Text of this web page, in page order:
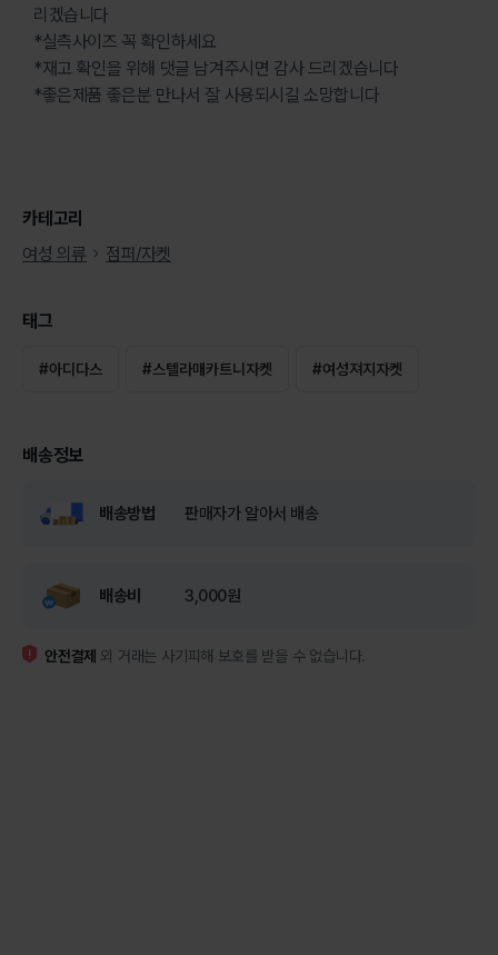
리겠습니다
*실측사이즈 꼭 확인하세요
*재고 확인을 위해 댓글 남겨주시면 감사 드리겠습니다
*좋은제품 좋은분 만나서 잘 사용되시길 소망합니다
카테고리
여성 의류
점퍼/자켓
태그
#아디다스 #스텔라매카트니자켓 #여성져지자켓
배송정보
배송방법 판매자가 알아서 배송
배송비 3,000원
안전결제 외 거래는 사기피해 보호를 받을 수 없습니다.